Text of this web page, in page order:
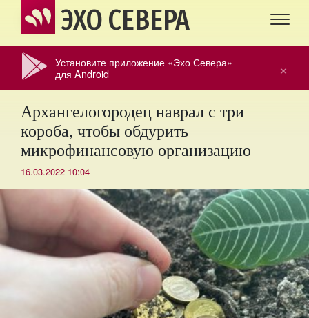
ЭХО СЕВЕРА
×
Установите приложение «Эхо Севера»
для Android
Архангелогородец наврал с три
короба, чтобы обдурить
микрофинансовую организацию
16.03.2022 10:04